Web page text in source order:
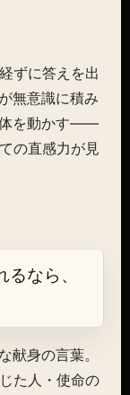
ずに答えを出
無意識に積み
体を動かす——
の直感力が見
なら、
献身の言葉。
た人・使命の